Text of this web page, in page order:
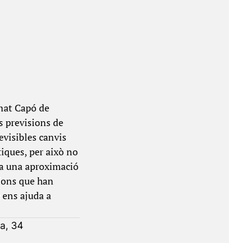
Capó de
previsions de
canvis
per això no
una aproximació
que han
ajuda a
34